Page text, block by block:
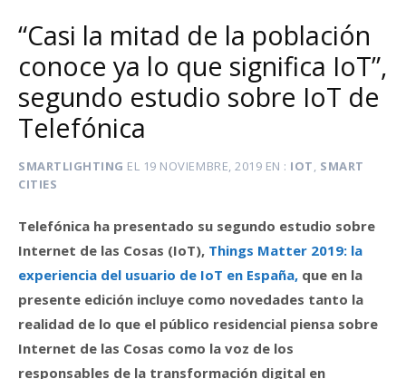
“Casi la mitad de la población
conoce ya lo que significa IoT”,
segundo estudio sobre IoT de
Telefónica
SMARTLIGHTING EL 19 NOVIEMBRE, 2019 EN IOT, SMART
CITIES
Telefónica ha presentado su segundo estudio sobre
Internet de las Cosas (IoT), Things Matter 2019: la
experiencia del usuario de IoT en España, que en la
presente edición incluye como novedades tanto la
realidad de lo que el público residencial piensa sobre
Internet de las Cosas como la voz de los
responsables de la transformación digital en